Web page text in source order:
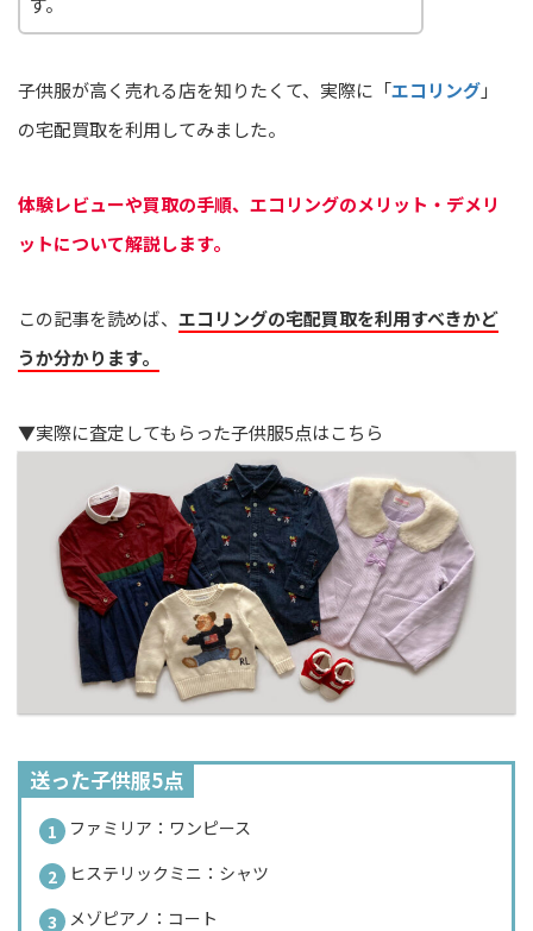
子供服が高く売れる店を知りたくて、実際に「エコリング」
の宅配買取を利用してみました。
体験レビューや買取の手順、エコリングのメリット・デメリ
ットについて解説します。
この記事を読めば、 エコリングの宅配買取を利用すべきかど
うか分かります。
▼実際に査定してもらった子供服5点はこちら
送った子供服5点
ファミリア：ワンピース
ヒステリックミニ：シャツ
メゾピアノ：コート